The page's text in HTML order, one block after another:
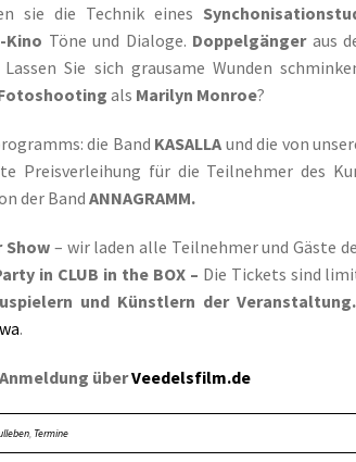
sie die Technik eines
Kino Töne und Dialoge. Doppelgängeraus
Sie sich grausame Wunden
als Marilyn Monroe?
die Band KASALLA und die von
Preisverleihung für die Teilnehmer des
der BandANNAGRAMM.
Show – wir laden alle Teilnehmer und Gäste
in CLUB in the BOX – Die Tickets sind
und Künstlern der Veranstaltung.
.
überVeedelsfilm.de
Termine